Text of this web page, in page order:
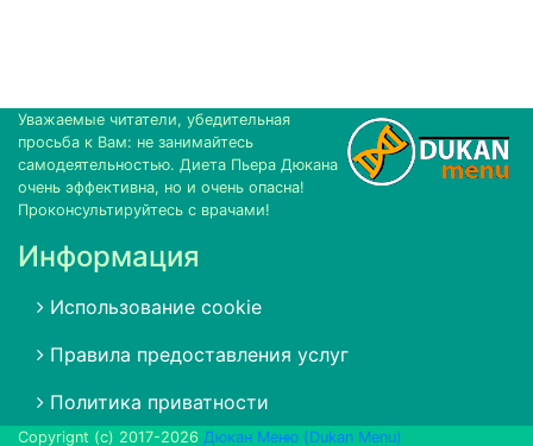
Уважаемые читатели, убедительная
просьба к Вам: не занимайтесь
самодеятельностью. Диета Пьера Дюкана
очень эффективна, но и очень опасна!
Проконсультируйтесь с врачами!
Информация
Использование cookie
Правила предоставления услуг
Политика приватности
Copyrignt (c) 2017-2026 Дюкан Меню (Dukan Menu)